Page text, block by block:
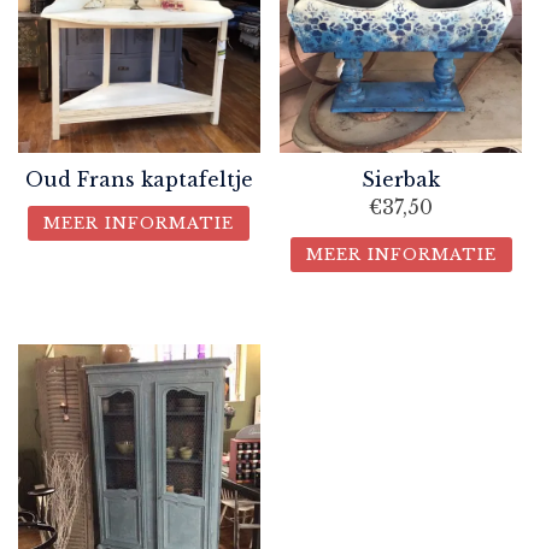
Oud Frans kaptafeltje
MEER INFORMATIE
Sierbak
€37,50
MEER INFORMATIE